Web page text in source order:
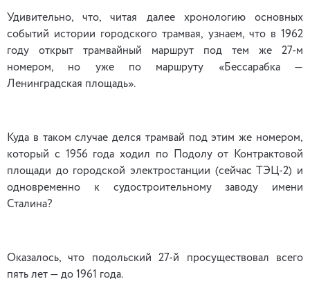
Удивительно, что, читая далее хронологию основных
событий истории городского трамвая, узнаем, что в 1962
году открыт трамвайный маршрут под тем же 27-м
номером, но уже по маршруту «Бессарабка —
Ленинградская площадь».
Куда в таком случае делся трамвай под этим же номером,
который с 1956 года ходил по Подолу от Контрактовой
площади до городской электростанции (сейчас ТЭЦ-2) и
одновременно к судостроительному заводу имени
Сталина?
Оказалось, что подольский 27-й просуществовал всего
пять лет — до 1961 года.